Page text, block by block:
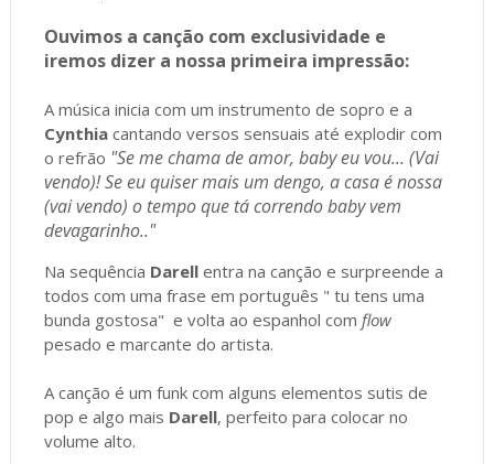
Ouvimos a canção com exclusividade e
iremos dizer a nossa primeira impressão:
A música inicia com um instrumento de sopro e a
Cynthia cantando versos sensuais até explodir com
o refrão "Se me chama de amor, baby eu vou... (Vai
vendo)! Se eu quiser mais um dengo, a casa é nossa
(vai vendo) o tempo que tá correndo baby vem
devagarinho.."
Na sequência Darell entra na canção e surpreende a
todos com uma frase em português " tu tens uma
bunda gostosa" e volta ao espanhol com flow
pesado e marcante do artista.
A canção é um funk com alguns elementos sutis de
pop e algo mais Darell, perfeito para colocar no
volume alto.